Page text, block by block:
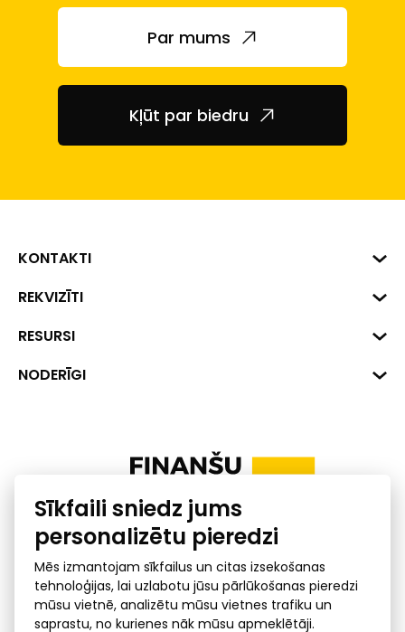
Par mums
Kļūt par biedru
KONTAKTI
Biznesa centrs "VERDE" Roberta
1045
+371 287 18175
REKVIZĪTI
Reģ. Nr. 40008002175
Banka: SEB Banka
RESURSI
Dati
Uzņēmumu kredītspējas kalkulators
NODERĪGI
Ombuds
Sīkfaili sniedz jums
personalizētu pieredzi
Mēs izmantojam sīkfailus un citas izsekošanas
tehnoloģijas, lai uzlabotu jūsu pārlūkošanas pieredzi
mūsu vietnē, analizētu mūsu vietnes trafiku un
saprastu, no kurienes nāk mūsu apmeklētāji.